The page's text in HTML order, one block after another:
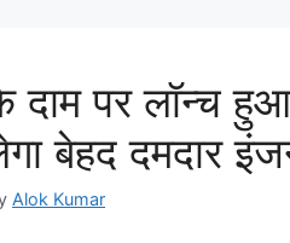
दाम पर लॉन्च
बेहद दमदार
Alok Kumar